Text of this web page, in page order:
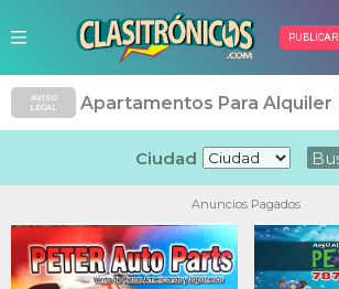
PUBLICAR
Anuncios Pagados
AVISO
LEGAL
Apartamentos Para Alquiler
Ciudad